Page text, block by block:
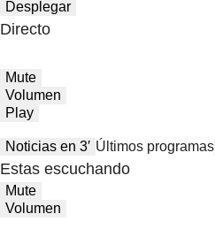
Desplegar
Directo
Mute
Volumen
Play
Noticias en 3′ Últimos programas
Estas escuchando
Mute
Volumen